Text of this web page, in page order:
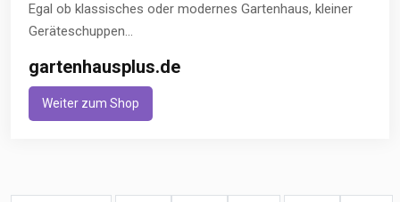
Egal ob klassisches oder modernes Gartenhaus, kleiner
Geräteschuppen...
gartenhausplus.de
Weiter zum Shop